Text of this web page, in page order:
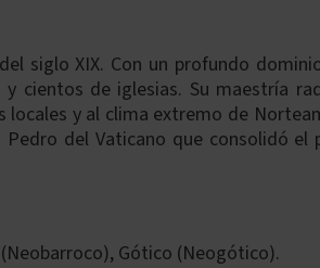
siglo XIX. Con un profundo
cientos de iglesias. Su maestría
y al clima extremo de
del Vaticano que consolidó
Gótico (Neogótico).